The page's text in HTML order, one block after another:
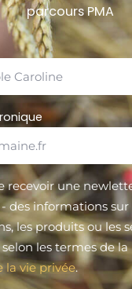
parcours PMA
recevoir une
des informations sur
les produits ou les
les termes de la
la vie privée.